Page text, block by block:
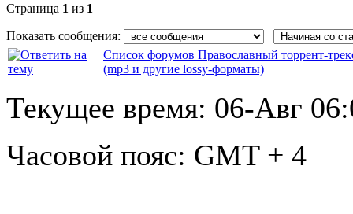
Страница 1 из 1
Показать сообщения:
Список форумов Православный торрент-
(mp3 и другие lossy-форматы)
Текущее время: 06-Авг
Часовой пояс: GMT + 4